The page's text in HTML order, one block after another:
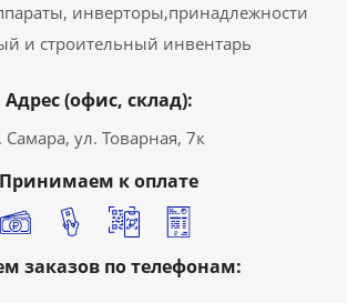
инверторы,принадлежности
и строительный инвентарь
Адрес (офис, склад):
Самара, ул. Товарная, 7к
Принимаем к оплате
заказов по телефонам: